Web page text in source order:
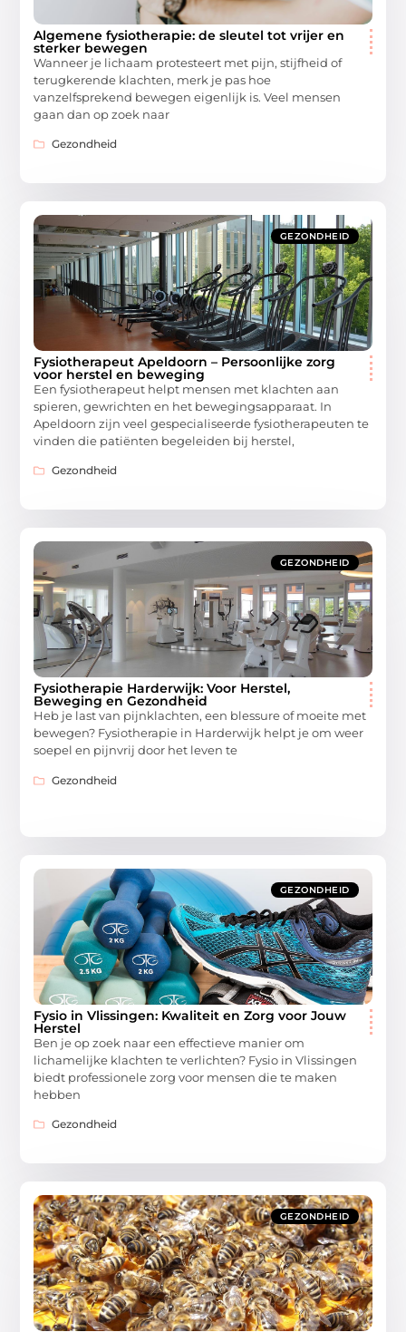
Algemene fysiotherapie: de sleutel tot vrijer en
sterker bewegen
Wanneer je lichaam protesteert met pijn, stijfheid of
terugkerende klachten, merk je pas hoe
vanzelfsprekend bewegen eigenlijk is. Veel mensen
gaan dan op zoek naar
Gezondheid
GEZONDHEID
Fysiotherapeut Apeldoorn – Persoonlijke zorg
voor herstel en beweging
Een fysiotherapeut helpt mensen met klachten aan
spieren, gewrichten en het bewegingsapparaat. In
Apeldoorn zijn veel gespecialiseerde fysiotherapeuten te
vinden die patiënten begeleiden bij herstel,
Gezondheid
GEZONDHEID
Fysiotherapie Harderwijk: Voor Herstel,
Beweging en Gezondheid
Heb je last van pijnklachten, een blessure of moeite met
bewegen? Fysiotherapie in Harderwijk helpt je om weer
soepel en pijnvrij door het leven te
Gezondheid
GEZONDHEID
Fysio in Vlissingen: Kwaliteit en Zorg voor Jouw
Herstel
Ben je op zoek naar een effectieve manier om
lichamelijke klachten te verlichten? Fysio in Vlissingen
biedt professionele zorg voor mensen die te maken
hebben
Gezondheid
GEZONDHEID